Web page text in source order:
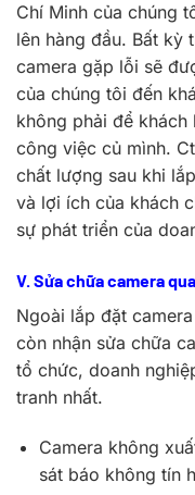
Chí Minh của chúng
lên hàng đầu. Bất kỳ
camera gặp lỗi sẽ
của chúng tôi đến
không phải để
công việc củ mình.
chất lượng sau khi
và lợi ích của khách
sự phát triển của
V. Sửa chữa camera
Ngoài lắp đặt
còn nhận sửa chữa
tổ chức, doanh
tranh nhất.
Camera không
sát báo không tín